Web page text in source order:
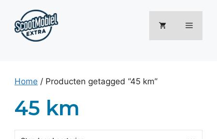
inhoud
Menu
Home / Producten getagged “45 km”
45 km